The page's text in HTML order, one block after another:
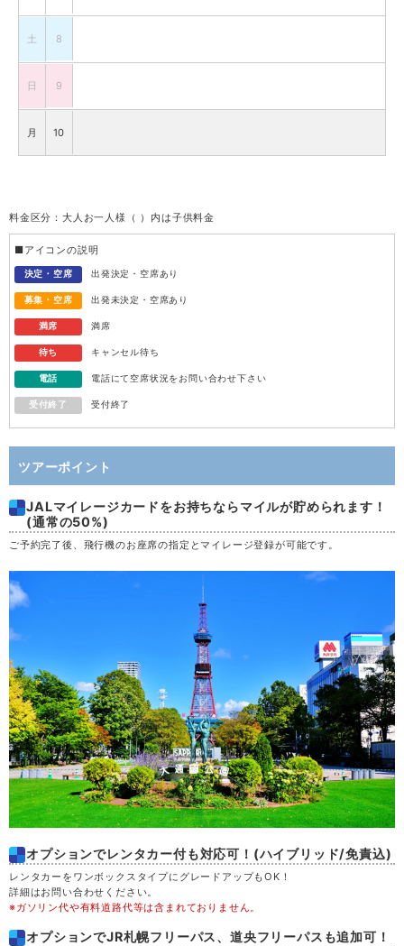
土 8
日 9
月 10
水 12
木 13
金 14
日 16
月 17
火 18
水
木
土 22
日 23
月 24
水 26
木 27
料金区分：大人お一人様（ ）内は子供料金
■アイコンの説明
決定・空席 出発決定・空席あり
募集・空席 出発未決定・空席あり
満席 満席
待ち キャンセル待ち
電話 電話にて空席状況をお問い合わせ下さい
受付終了 受付終了
ツアーポイント
JALマイレージカードをお持ちならマイルが貯められます！
(通常の50%)
ご予約完了後、飛行機のお座席の指定とマイレージ登録が可能です。
オプションでレンタカー付も対応可！(ハイブリッド/免責込)
レンタカーをワンボックスタイプにグレードアップもOK！
詳細はお問い合わせください。
※ガソリン代や有料道路代等は含まれておりません。
オプションでJR札幌フリーパス、道央フリーパスも追加可！